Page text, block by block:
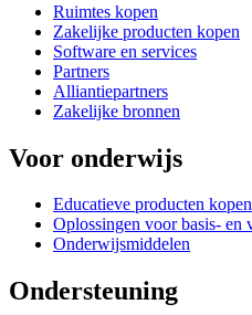
Ruimtes kopen
Zakelijke producten kopen
Software en services
Partners
Alliantiepartners
Zakelijke bronnen
Voor onderwijs
Educatieve producten kopen
Oplossingen voor basis- en
Onderwijsmiddelen
Ondersteuning